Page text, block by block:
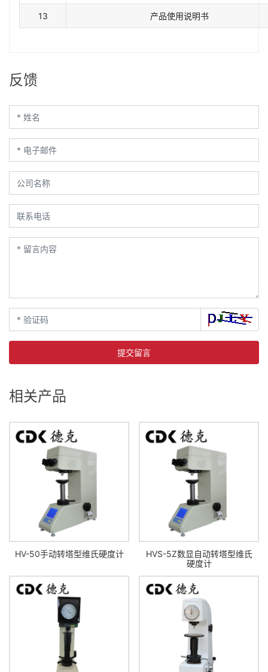
13 产品使用说明书
反馈
提交留言
相关产品
HV-50手动转塔型维氏硬度计
HVS-5Z数显自动转塔型维氏
硬度计